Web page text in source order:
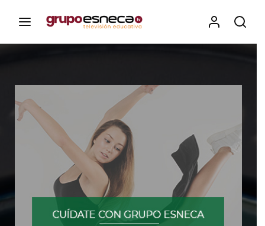
Esneca TV
Iniciar Sesión
Para iniciar sesión debes introducir el
mismo usuario y contraseña que utilizas
para acceder al campus virtual:
https://elcampusonline.com
Dirección de correo electrónico